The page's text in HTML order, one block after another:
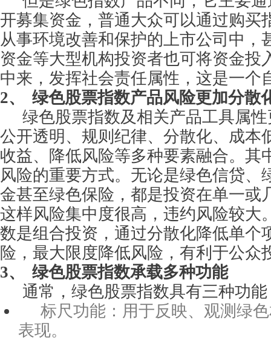
开募集资金，普通大众可以通过购买
从事环境改善和保护的上市公司中，
资金等大型机构投资者也可将资金投
中来，发挥社会责任属性，这是一个
2、
绿色股票指数产品风险更加分散
绿色股票指数及相关产品工具属
公开透明、规则纪律、分散化、成本
收益、降低风险等多种要素融合。其
风险的重要方式。无论是绿色信贷、
金甚至绿色保险，都是投资在单一或
这样风险集中度很高，违约风险较大
数是组合投资，通过分散化降低单个
险，最大限度降低风险，有利于公众
3、
绿色股票指数承载多种功能
通常，绿色股票指数具有三种功能
标尺功能：用于反映、观测绿
表现。